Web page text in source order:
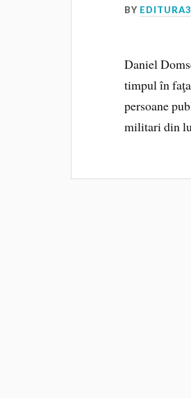
BY
Daniel
timpul în
persoane
militari din